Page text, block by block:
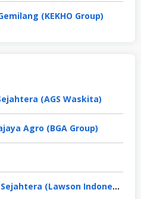
(KEKHO Group)
(AGS Waskita)
Agro (BGA Group)
PT Lancar Wiguna Sejahtera (Lawson Indonesia)